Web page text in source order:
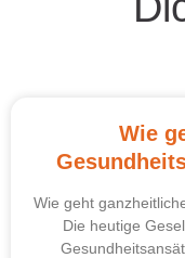
Wie
Wie geht
Die heutige